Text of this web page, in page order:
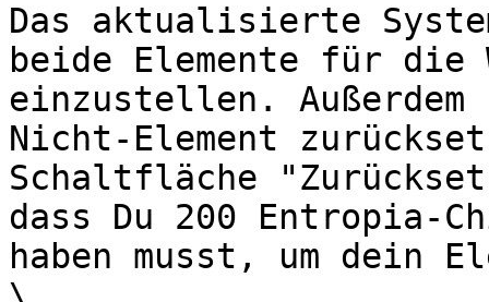
Das aktualisierte
beide Elemente für die
einzustellen.
Nicht-Element
Schaltfläche
dass Du 200 Entropia-
haben musst, um dein